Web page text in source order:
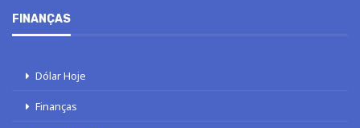
FINANÇAS
Dólar Hoje
Finanças